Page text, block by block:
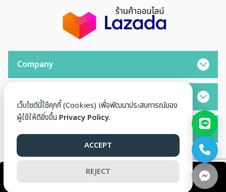
หยิบใส่ตะกร้า
Company
Opening Hours
© 2026 SYN BIOTECH CARE. ALL RIGHTS RESERVED.
ผู้จัดจำหน่ายอุปกรณ์ทางการ
เว็บไซต์นี้ใช้คุกกี้ (Cookies) เพื่อพัฒนาประสบการณ์ของ
ผู้ใช้ให้ดียิ่งขึ้น Privacy Policy.
ACCEPT
REJECT